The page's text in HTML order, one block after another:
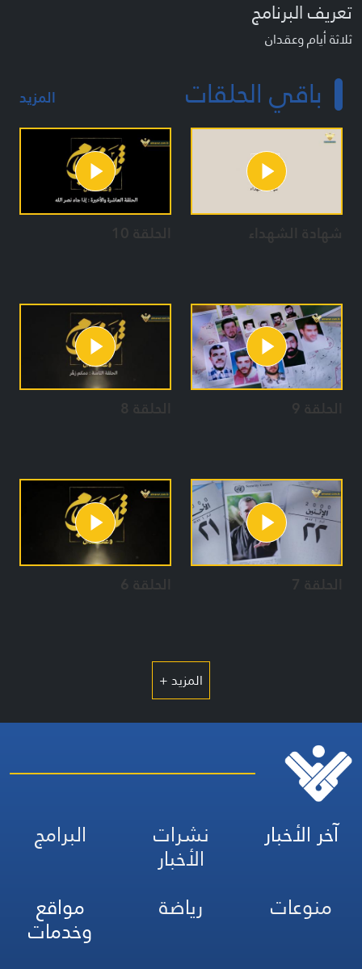
تعريف البرنامج
ثلاثة أيام وعقدان
باقي الحلقات المزيد
شهادة الشهداء الحلقة 10
الحلقة 9 الحلقة 8
الحلقة 7 الحلقة 6
المزيد +
آخر الأخبار نشرات
الأخبار
البرامج
منوعات
رياضة مواقع
وخدمات